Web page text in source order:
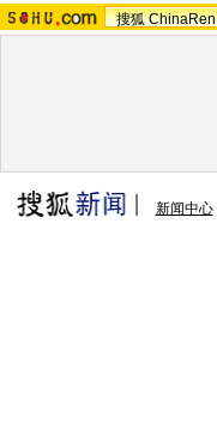
搜狐 ChinaRen
新闻中心